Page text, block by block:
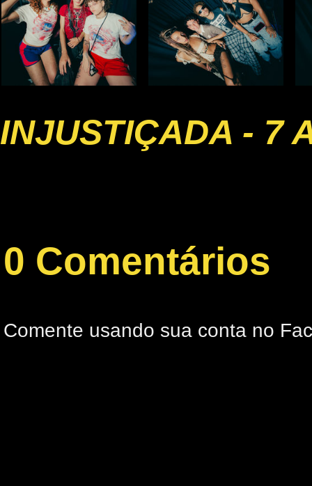
INJUSTIÇADA - 7
0 Comentários
Comente usando sua conta no